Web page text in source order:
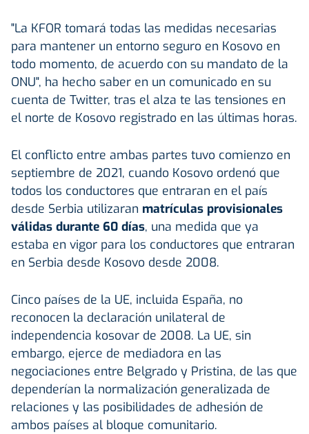
"La KFOR tomará todas las medidas necesarias
para mantener un entorno seguro en Kosovo en
todo momento, de acuerdo con su mandato de la
ONU", ha hecho saber en un comunicado en su
cuenta de Twitter, tras el alza te las tensiones en
el norte de Kosovo registrado en las últimas horas.
El conflicto entre ambas partes tuvo comienzo en
septiembre de 2021, cuando Kosovo ordenó que
todos los conductores que entraran en el país
desde Serbia utilizaran matrículas provisionales
válidas durante 60 días, una medida que ya
estaba en vigor para los conductores que entraran
en Serbia desde Kosovo desde 2008.
Cinco países de la UE, incluida España, no
reconocen la declaración unilateral de
independencia kosovar de 2008. La UE, sin
embargo, ejerce de mediadora en las
negociaciones entre Belgrado y Pristina, de las que
dependerían la normalización generalizada de
relaciones y las posibilidades de adhesión de
ambos países al bloque comunitario.